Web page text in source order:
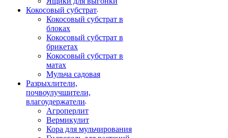
Кокосовый субстрат
Кокосовый субстрат в
блоках
Кокосовый субстрат в
брикетах
Кокосовый субстрат в
матах
Мульча садовая
Разрыхлители,
почвоулучшители,
влагоудержатели
Агроперлит
Вермикулит
Кора для мульчирования